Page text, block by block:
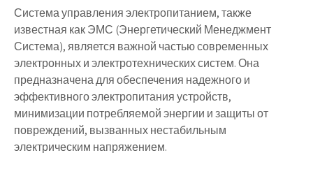
Система управления электропитанием, также
известная как ЭМС (Энергетический Менеджмент
Система), является важной частью современных
электронных и электротехнических систем. Она
предназначена для обеспечения надежного и
эффективного электропитания устройств,
минимизации потребляемой энергии и защиты от
повреждений, вызванных нестабильным
электрическим напряжением.